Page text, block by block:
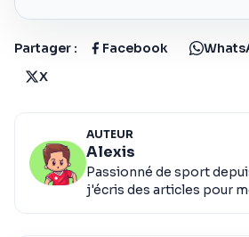
Partager : Facebook
X
AUTEUR
Alexis
Passionné de sport
j'écris des articles pour